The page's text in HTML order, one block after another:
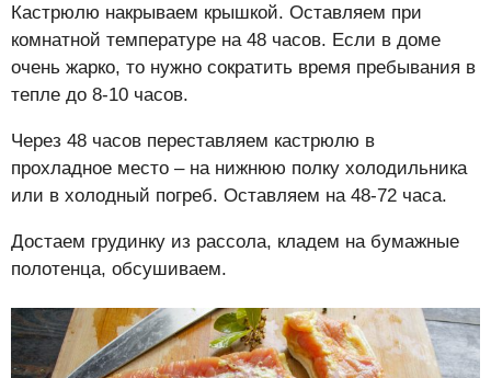
Кастрюлю накрываем крышкой. Оставляем при
комнатной температуре на 48 часов. Если в доме
очень жарко, то нужно сократить время пребывания в
тепле до 8-10 часов.
Через 48 часов переставляем кастрюлю в
прохладное место – на нижнюю полку холодильника
или в холодный погреб. Оставляем на 48-72 часа.
Достаем грудинку из рассола, кладем на бумажные
полотенца, обсушиваем.